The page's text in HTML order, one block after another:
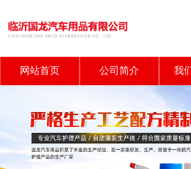
网站首页 公司简介 我